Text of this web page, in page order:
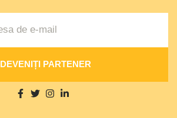
DEVENIȚI PARTENER